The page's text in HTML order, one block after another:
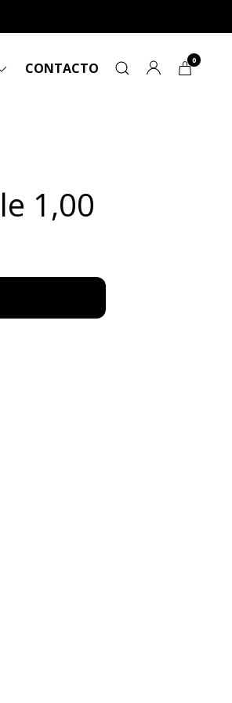
CONTACTO 0
1,00